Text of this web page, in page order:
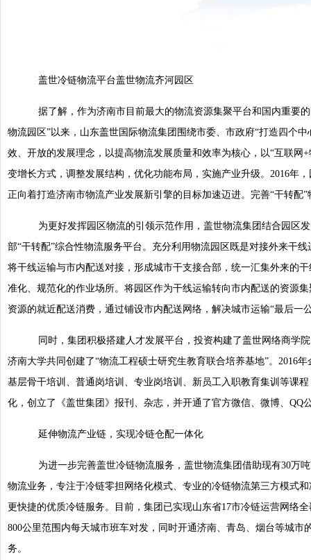
盖世冷链物流平台盖世物流齐河园区
据了解，作为济南市目前最大的物流资源集聚平台和国内重要
物流园区”以来，山东盖世国际物流集团围绕市委、市政府“打造四个
效、开放的发展理念，以提高物流发展质量和效率为核心，以“互联网
变增长方式，调整发展结构，优化功能布局，实施产业升级。2016年
正向着打造济南市物流产业发展新引擎的目标加速迈进。完善“干转配”
为更好发挥园区物流的引领示范作用，盖世物流集团结合园区
部“干转配”综合性物流服务平台。充分利用物流园区既是对接外来干
将干线运输与市内配送对接，形成城市干支接合部，统一汇集外来的
准化、规范化的作业场所。将园区作为干线运输转向市内配送的资源
资源的就近配送消费，通过铺设市内配送网络，解决城市运输“最后一
同时，集团积极搭建人才发展平台，投资构建了盖世网络商学
济南大学共同创建了“物流工程硕士研究生教育联合培养基地”。2016
基层骨干培训、普通岗培训、专业岗培训、新员工入职教育集训等课
化，创立了《盖世集团》报刊、杂志，并开通了官方微信、微博、QQ
延伸物流产业链，实现冷链仓配一体化
为进一步完善盖世冷链物流服务，盖世物流集团借助现有30万
物流业务，专注于冷链零担网络化模式、专业的冷链物流第三方模式
更快捷的优质冷链服务。目前，集团已实现山东省17市冷链运营网络
800公里范围内每天城市班车对发，同时开通济南、青岛、烟台等城
务。